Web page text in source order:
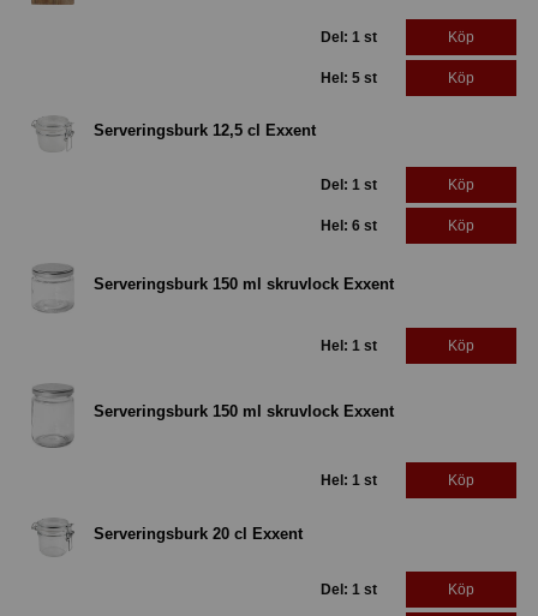
Del: 1 st Köp
Hel: 5 st Köp
Serveringsburk 12,5 cl Exxent
Del: 1 st Köp
Hel: 6 st Köp
Serveringsburk 150 ml skruvlock Exxent
Hel: 1 st Köp
Serveringsburk 150 ml skruvlock Exxent
Hel: 1 st Köp
Serveringsburk 20 cl Exxent
Del: 1 st Köp